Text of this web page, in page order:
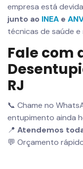
empresa está
junto ao INEA e
técnicas de saúde
Fale com
RJ
📞 Chame no
entupimento ainda
📍 Atendemos
💬 Orçamento